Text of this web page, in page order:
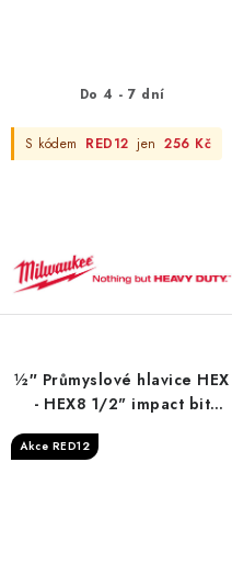
Do 4 - 7 dní
S kódem RED12 jen 256 Kč
½″ Průmyslové hlavice HEX
- HEX8 1/2" impact bit
Akce RED12